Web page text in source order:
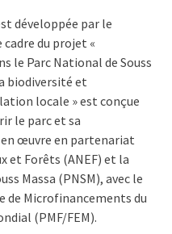
développée par le
cadre du projet «
le Parc National de Souss
biodiversité et
locale » est conçue
le parc et sa
œuvre en partenariat
et Forêts (ANEF) et la
Massa (PNSM), avec le
de Microfinancements du
(PMF/FEM).